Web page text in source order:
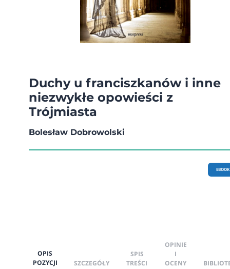
Duchy u franciszkanów i inne
niezwykłe opowieści z
Trójmiasta
Bolesław Dobrowolski
EBOOK
OPIS
POZYCJI
SZCZEGÓŁY
SPIS
TREŚCI
OPINIE
I
OCENY